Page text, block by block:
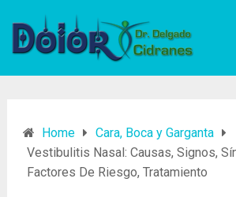
Home
Cara, Boca y Garganta
Vestibulitis Nasal: Causas, Signos,
Factores De Riesgo, Tratamiento